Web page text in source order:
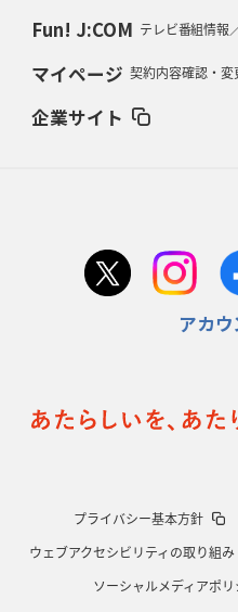
2026年2月5日(木)更新
占い方
首位スピアーズ、充実の攻撃力 「
2026年1月8日(木)更新
2025年12月25日(木)更新
Fun! J:COM テレビ番組情報
マイページ 契約内容確認・変
企業サイト
アカ
プライバシー基本方針
ウェブアクセシビリティの取り組み
ソーシャルメディアポリ